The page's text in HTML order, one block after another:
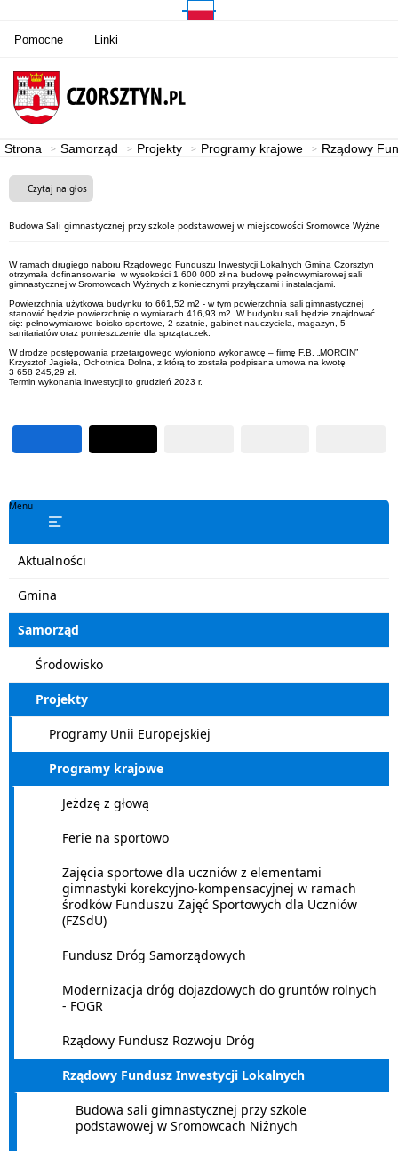
Pomocne Linki
Strona Samorząd Projekty Programy krajowe Rządowy
Czytaj na głos
Budowa Sali gimnastycznej przy szkole podstawowej w miejscowości Sromowce Wyżne
W ramach drugiego naboru Rządowego Funduszu Inwestycji Lokalnych Gmina Czorsztyn
otrzymała dofinansowanie w wysokości 1 600 000 zł na budowę pełnowymiarowej sali
gimnastycznej w Sromowcach Wyżnych z koniecznymi przyłączami i instalacjami.
Powierzchnia użytkowa budynku to 661,52 m2 - w tym powierzchnia sali gimnastycznej
stanowić będzie powierzchnię o wymiarach 416,93 m2. W budynku sali będzie znajdować
się: pełnowymiarowe boisko sportowe, 2 szatnie, gabinet nauczyciela, magazyn, 5
sanitariatów oraz pomieszczenie dla sprzątaczek.
W drodze postępowania przetargowego wyłoniono wykonawcę – firmę F.B. „MORCIN”
Krzysztof Jagieła, Ochotnica Dolna, z którą to została podpisana umowa na kwotę
3 658 245,29 zł.
Termin wykonania inwestycji to grudzień 2023 r.
Menu
Aktualności
Gmina
Samorząd
Środowisko
Projekty
Programy Unii Europejskiej
Programy krajowe
Jeżdzę z głową
Ferie na sportowo
Zajęcia sportowe dla uczniów z elementami
gimnastyki korekcyjno-kompensacyjnej w ramach
środków Funduszu Zajęć Sportowych dla Uczniów
(FZSdU)
Fundusz Dróg Samorządowych
Modernizacja dróg dojazdowych do gruntów rolnych
- FOGR
Rządowy Fundusz Rozwoju Dróg
Rządowy Fundusz Inwestycji Lokalnych
Budowa sali gimnastycznej przy szkole
podstawowej w Sromowcach Niżnych